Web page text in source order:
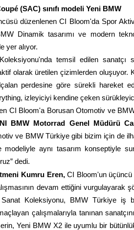
(SAC) sınıfı modeli Yeni BMW
düzenlenen CI Bloom'da Spor
Dinamik tasarımı ve modern
yer alıyor.
temsil edilen sanatçı
olarak üretilen çizimlerden oluşuyor.
perdesine göre sürekli hareket
izleyiciyi kendine çeken
CI Bloom'a Borusan Otomotiv ve
BMW Motorrad Genel Müdürü
ve BMW Türkiye gibi bizim için de
aynı tasarım konseptiyle
dedi.
Kumru Eren,CI Bloom'un
devam ettiğini vurgulayarak
Koleksiyonu, BMW Türkiye iş
çalışmalarıyla tanınan
Yeni BMW X2 ile uyumlu bir